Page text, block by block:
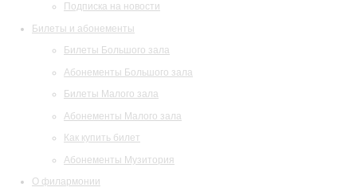
Подписка на новости
Билеты и абонементы
Билеты Большого зала
Абонементы Большого зала
Билеты Малого зала
Абонементы Малого зала
Как купить билет
Абонементы Музитория
О филармонии